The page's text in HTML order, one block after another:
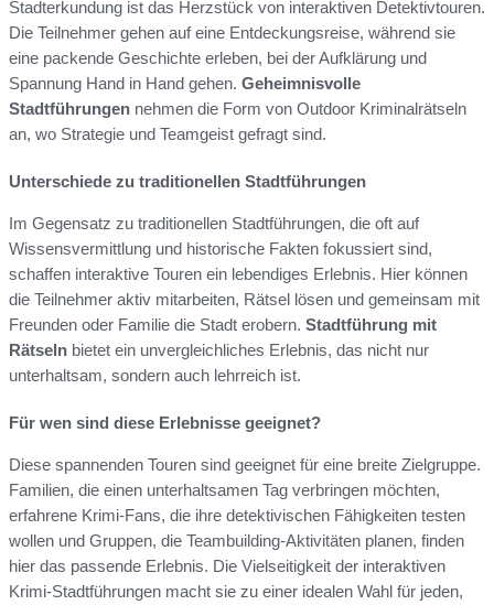
Stadterkundung ist das Herzstück von interaktiven Detektivtouren.
Die Teilnehmer gehen auf eine Entdeckungsreise, während sie
eine packende Geschichte erleben, bei der Aufklärung und
Spannung Hand in Hand gehen. Geheimnisvolle
Stadtführungen nehmen die Form von Outdoor Kriminalrätseln
an, wo Strategie und Teamgeist gefragt sind.
Unterschiede zu traditionellen Stadtführungen
Im Gegensatz zu traditionellen Stadtführungen, die oft auf
Wissensvermittlung und historische Fakten fokussiert sind,
schaffen interaktive Touren ein lebendiges Erlebnis. Hier können
die Teilnehmer aktiv mitarbeiten, Rätsel lösen und gemeinsam mit
Freunden oder Familie die Stadt erobern. Stadtführung mit
Rätseln bietet ein unvergleichliches Erlebnis, das nicht nur
unterhaltsam, sondern auch lehrreich ist.
Für wen sind diese Erlebnisse geeignet?
Diese spannenden Touren sind geeignet für eine breite Zielgruppe.
Familien, die einen unterhaltsamen Tag verbringen möchten,
erfahrene Krimi-Fans, die ihre detektivischen Fähigkeiten testen
wollen und Gruppen, die Teambuilding-Aktivitäten planen, finden
hier das passende Erlebnis. Die Vielseitigkeit der interaktiven
Krimi-Stadtführungen macht sie zu einer idealen Wahl für jeden,